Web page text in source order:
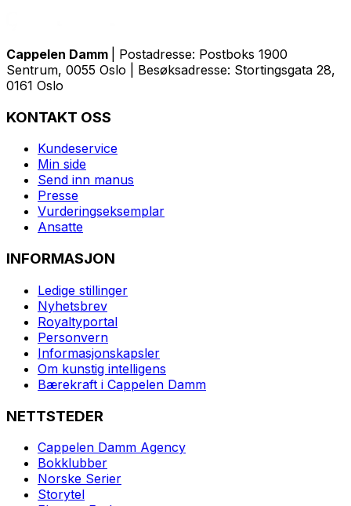
Cappelen Damm
| Postadresse: Postboks 1900
Sentrum, 0055 Oslo | Besøksadresse: Stortingsgata 28,
0161 Oslo
KONTAKT OSS
Kundeservice
Min side
Send inn manus
Presse
Vurderingseksemplar
Ansatte
INFORMASJON
Ledige stillinger
Nyhetsbrev
Royaltyportal
Personvern
Informasjonskapsler
Om kunstig intelligens
Bærekraft i Cappelen Damm
NETTSTEDER
Cappelen Damm Agency
Bokklubber
Norske Serier
Storytel